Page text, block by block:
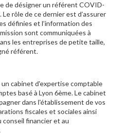
de désigner un référent COVID-
rôle de ce dernier est d’assurer
définies et l’information des
sont communiquées à
les entreprises de petite taille,
référent.
un cabinet d'expertise comptable
basé à Lyon 6ème. Le cabinet
dans l'établissement de vos
fiscales et sociales ainsi
conseil financier et au